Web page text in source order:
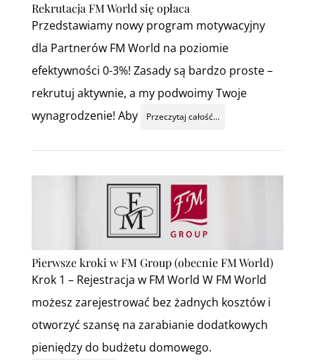
Rekrutacja FM World się opłaca
Przedstawiamy nowy program motywacyjny
dla Partnerów FM World na poziomie
efektywności 0-3%! Zasady są bardzo proste –
rekrutuj aktywnie, a my podwoimy Twoje
wynagrodzenie! Aby
Przeczytaj całość…
Pierwsze kroki w FM Group (obecnie FM World)
Krok 1 – Rejestracja w FM World W FM World
możesz zarejestrować bez żadnych kosztów i
otworzyć szansę na zarabianie dodatkowych
pieniędzy do budżetu domowego.